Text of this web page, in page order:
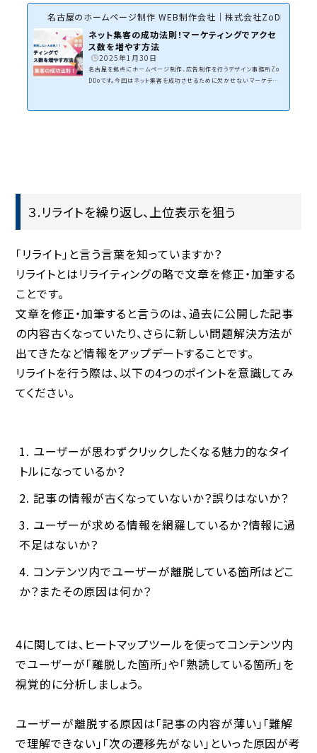
名古屋のホームページ制作 WEB制作会社｜株式会社ZoDDo
ネット集客の成功法則！マーケティングでアクセ
ス数を増やす方法
2025年1月30日
名古屋を拠点にホームページ制作、広告制作を行うデザイン事務所Zo
DDoです。今回はネット集客を成功させるために欠かせないマーケティン
３.リライトを繰り返し、上位表示を狙う
「リライト」と言う言葉を知っていますか？
リライトとはリライティングの略で文章を修正・加筆する
ことです。
文章を修正・加筆すると言うのは、過去に公開した記事
の内容古くなっていたり、さらに新しい問題解決方法が
出てきたなど情報をアップデートすることです。
リライトを行う際は、以下の4つのポイントを意識してみ
てください。
ユーザーが思わずクリックしたくなる魅力的なタイ
トルになっているか？
記事の情報が古くなっていないか？誤りはないか？
ユーザーが求める情報を網羅しているか？情報に過
不足はないか？
コンテンツ内でユーザーが離脱している箇所はどこ
か？またその原因は何か？
4に関しては、ヒートマップツールを使ってコンテンツ内
でユーザーが「離脱した箇所」や「熟読している箇所」を
視覚的に分析しましょう。
ユーザーが離脱する原因は「記事の内容が薄い」「難解
で理解できない」「次の遷移先がない」といった原因が考